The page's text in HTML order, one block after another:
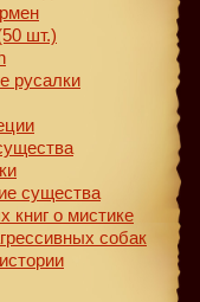
шт.)
русалки
существа
книг о мистике
собак